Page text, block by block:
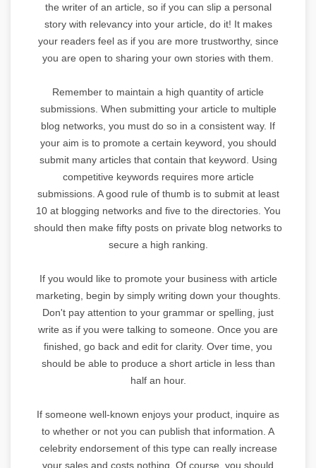
the writer of an article, so if you can slip a personal
story with relevancy into your article, do it! It makes
your readers feel as if you are more trustworthy, since
you are open to sharing your own stories with them.
Remember to maintain a high quantity of article
submissions. When submitting your article to multiple
blog networks, you must do so in a consistent way. If
your aim is to promote a certain keyword, you should
submit many articles that contain that keyword. Using
competitive keywords requires more article
submissions. A good rule of thumb is to submit at least
10 at blogging networks and five to the directories. You
should then make fifty posts on private blog networks to
secure a high ranking.
If you would like to promote your business with article
marketing, begin by simply writing down your thoughts.
Don't pay attention to your grammar or spelling, just
write as if you were talking to someone. Once you are
finished, go back and edit for clarity. Over time, you
should be able to produce a short article in less than
half an hour.
If someone well-known enjoys your product, inquire as
to whether or not you can publish that information. A
celebrity endorsement of this type can really increase
your sales and costs nothing. Of course, you should